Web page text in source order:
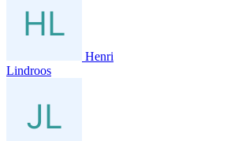
Henri
Lindroos